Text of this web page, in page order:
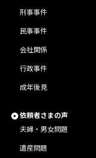
刑事事件
民事事件
会社関係
行政事件
成年後見
依頼者さまの声
夫婦・男女問題
遺産問題